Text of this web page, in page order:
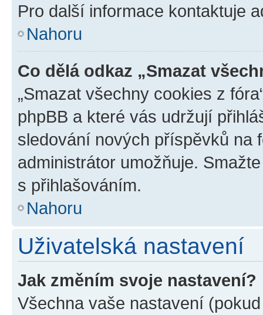
Pro další informace kontaktuje
Nahoru
Co dělá odkaz „Smazat
„Smazat všechny cookies z
phpBB a které vás udržují
sledování nových příspěvků na
administrátor umožňuje.
s přihlašováním.
Nahoru
Uživatelská nastavení
Jak změním svoje nastavení?
Všechna vaše nastavení